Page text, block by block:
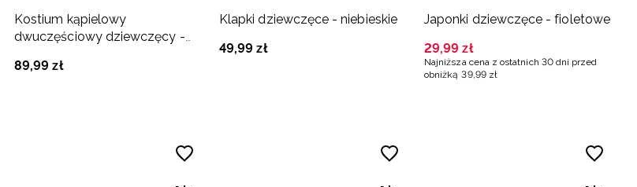
Kostium kąpielowy
dwuczęściowy dziewczęcy -
89,99 zł
Klapki dziewczęce - niebieskie
49,99 zł
Japonki dziewczęce - fioletowe
29,99 zł
Najniższa cena z ostatnich 30 dni przed
obniżką 39,99 zł